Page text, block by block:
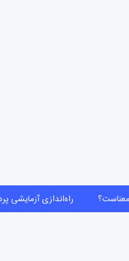
لیکویید شدن به چه معناست؟